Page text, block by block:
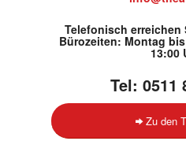
Telefonisch erreichen
Bürozeiten: Montag
13:00
Tel: 0511
Zu den